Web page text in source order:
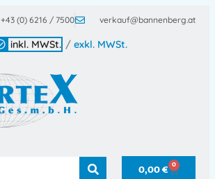
+43 (0) 6216 / 7500 verkauf@bannenberg.at
inkl. MWSt. / exkl. MWSt.
0,00€ 0